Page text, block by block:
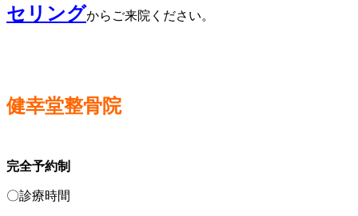
セリングからご来院ください。
健幸堂整骨院
完全予約制
〇診療時間